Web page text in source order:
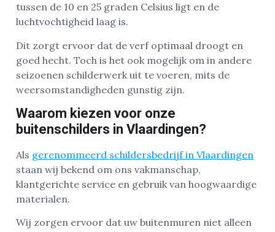
tussen de 10 en 25 graden Celsius ligt en de
luchtvochtigheid laag is.
Dit zorgt ervoor dat de verf optimaal droogt en
goed hecht. Toch is het ook mogelijk om in andere
seizoenen schilderwerk uit te voeren, mits de
weersomstandigheden gunstig zijn.
Waarom kiezen voor onze
buitenschilders in Vlaardingen?
Als gerenommeerd schildersbedrijf in Vlaardingen
staan wij bekend om ons vakmanschap,
klantgerichte service en gebruik van hoogwaardige
materialen.
Wij zorgen ervoor dat uw buitenmuren niet alleen